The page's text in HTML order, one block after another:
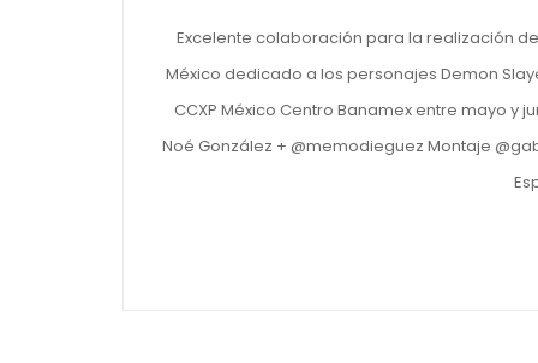
Excelente colaboración para la realización
México dedicado a los personajes Demon
CCXP México Centro Banamex entre mayo y
Noé González + @memodieguez Montaje